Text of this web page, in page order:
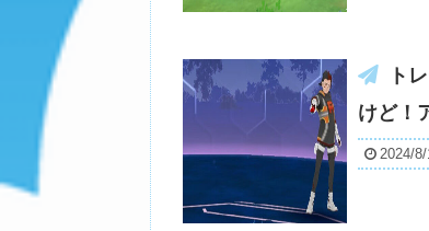
ト
けど！
2024/8/